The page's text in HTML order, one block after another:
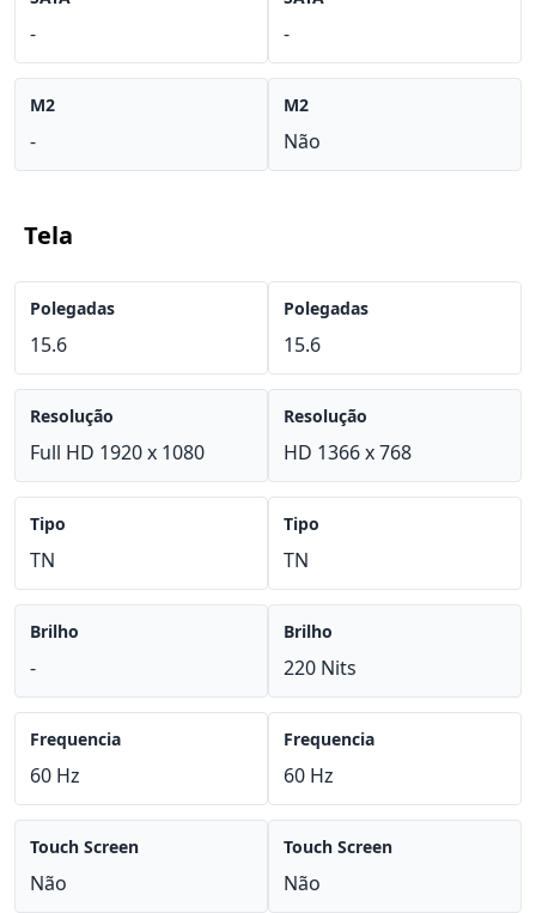
-
M2
-
-
M2
Não
Tela
Polegadas
15.6
Resolução
Full HD 1920 x 1080
Tipo
TN
Brilho
-
Frequencia
60 Hz
Touch Screen
Não
Polegadas
15.6
Resolução
HD 1366 x 768
Tipo
TN
Brilho
220 Nits
Frequencia
60 Hz
Touch Screen
Não